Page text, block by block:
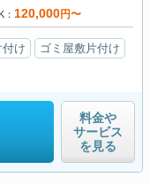
120,000円〜
付け
ゴミ屋敷片付け
料金や
サービス
を見る